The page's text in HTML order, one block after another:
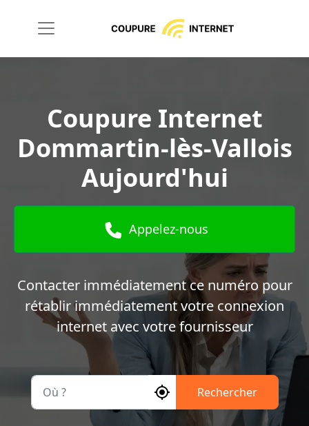
Coupure Internet
Dommartin-lès-Vallois
Aujourd'hui
Appelez-nous
Contacter immédiatement ce numéro pour
rétablir immédiatement votre connexion
internet avec votre fournisseur
Rechercher